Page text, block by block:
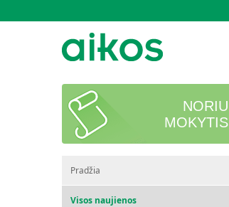
NORIU
MOKYTIS
Pradžia
Visos naujienos